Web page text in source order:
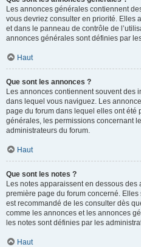
Les annonces générales contiennent
vous devriez consulter en priorité. Elles
et dans le panneau de contrôle de
annonces générales sont définies par
Haut
Que sont les annonces ?
Les annonces contiennent souvent des
dans lequel vous naviguez. Les
page du forum dans lequel elles ont été
générales, les permissions concernant
administrateurs du forum.
Haut
Que sont les notes ?
Les notes apparaissent en dessous
première page du forum concerné. Elles
est recommandé de les consulter dès
comme les annonces et les annonces
les notes sont définies par les
Haut